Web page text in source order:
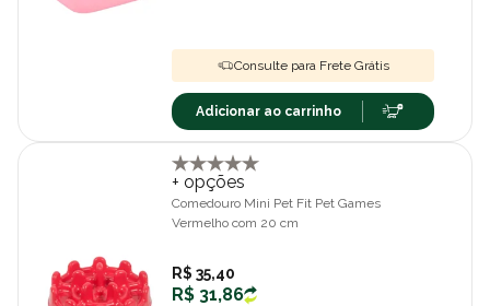
Consulte para Frete Grátis
Adicionar ao carrinho
+ opções
Comedouro Mini Pet Fit Pet Games
Vermelho com 20 cm
R$ 35,40
R$ 31,86